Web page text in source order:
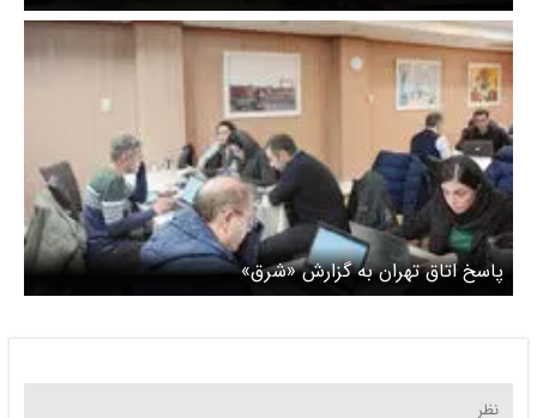
پاسخ اتاق تهران به گزارش «شرق»